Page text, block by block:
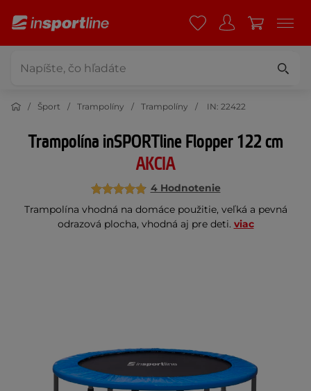
Šport Trampolíny Trampolíny IN: 22422
Trampolína inSPORTline Flopper 122 cm
AKCIA
4 Hodnotenie
Trampolína vhodná na domáce použitie, veľká a pevná
odrazová plocha, vhodná aj pre deti. viac